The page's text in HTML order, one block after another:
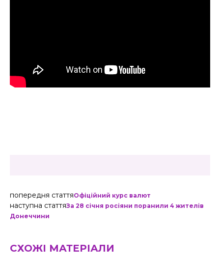
попередня статтяОфіційний курс валют
наступна статтяЗа 28 січня росіяни поранили 4 жителів
Донеччини
СХОЖІ МАТЕРІАЛИ